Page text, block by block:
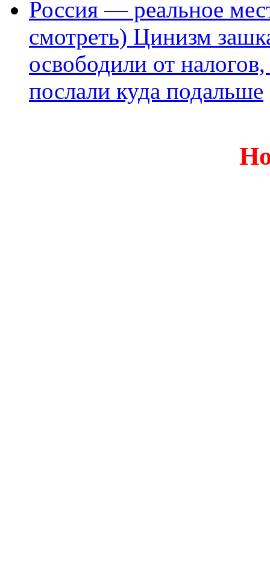
Россия — реальное
смотреть) Цинизм
освободили от
послали куда подальше